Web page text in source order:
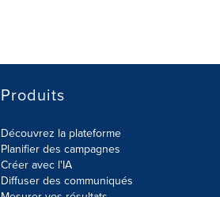
Produits
Découvrez la plateforme
Planifier des campagnes
Créer avec l'IA
Diffuser des communiqués